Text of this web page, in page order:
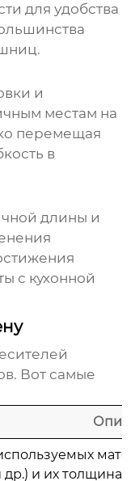
для удобства
и
местам на
перемещая
в
длины и
с кухонной
Вот самые
др.) и их толщина